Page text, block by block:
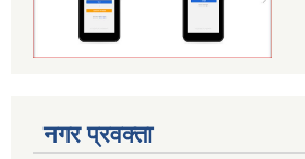
नगर प्रवक्ता